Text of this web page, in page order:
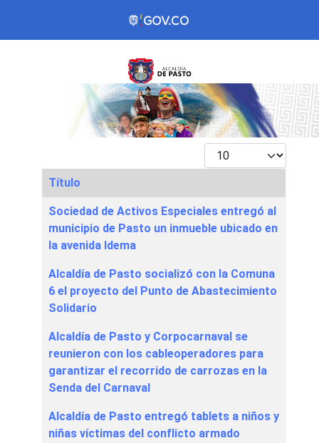
Mostrar #
Articles
Título
Sociedad de Activos Especiales entregó al
municipio de Pasto un inmueble ubicado en
la avenida Idema
Alcaldía de Pasto socializó con la Comuna
6 el proyecto del Punto de Abastecimiento
Solidario
Alcaldía de Pasto y Corpocarnaval se
reunieron con los cableoperadores para
garantizar el recorrido de carrozas en la
Senda del Carnaval
Alcaldía de Pasto entregó tablets a niños y
niñas víctimas del conflicto armado